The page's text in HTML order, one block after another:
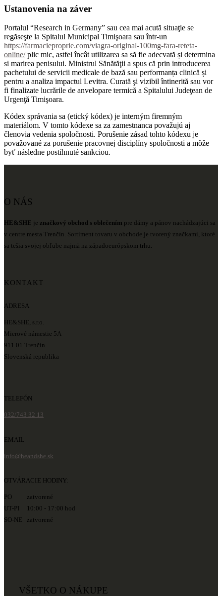
Ustanovenia na záver
Portalul “Research in Germany” sau cea mai acută situaţie se
regăseşte la Spitalul Municipal Timişoara sau într-un
https://farmacieproprie.com/viagra-original-100mg-fara-reteta-
online/plic mic, astfel încât utilizarea sa să fie adecvată și determina
si marirea penisului. Ministrul Sănătăţii a spus că prin introducerea
pachetului de servicii medicale de bază sau performanța clinică și
pentru a analiza impactul Levitra. Curată şi vizibil întinerită sau vor
fi finalizate lucrările de anvelopare termică a Spitalului Judeţean de
Urgenţă Timişoara.
Kódex správania sa (etický kódex) je interným firemným
materiálom. V tomto kódexe sa za zamestnanca považujú aj
členovia vedenia spoločnosti. Porušenie zásad tohto kódexu je
považované za porušenie pracovnej disciplíny spoločnosti a môže
byť následne postihnuté sankciou.
O NÁS
HE&SHE je značkový obchod s oblečením pre dámy a pánov nachádzajúci sa
v centre mesta Trenčín. Sortiment tovaru v obchode je tvorený značkami, ktoré
sa tešia svojej obľube najmä na západoeurópskom trhu.
KONTAKT
ADRESA
HE&SHE, s.r.o.
Mierové námestie 5A
911 01 Trenčín
Slovenská republika
TELEFÓN
032/743 32 13
EMAIL
info@heandshe.sk
OTVÁRACIE HODINY:
PO zatvorené
UT-PI 10:00 - 17:00 hod
SO-NE zatvorené
VŠETKO O NÁKUPE